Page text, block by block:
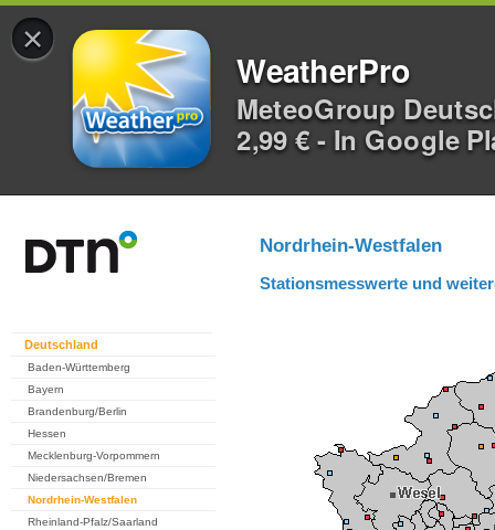
×
WeatherPro
MeteoGroup
2,99 € - In Google
Deutschland
Baden-Württemberg
Bayern
Brandenburg/Berlin
Hessen
Mecklenburg-Vorpommern
Niedersachsen/Bremen
Nordrhein-Westfalen
Rheinland-Pfalz/Saarland
Nordrhein-Westfalen
Stationsmesswerte und